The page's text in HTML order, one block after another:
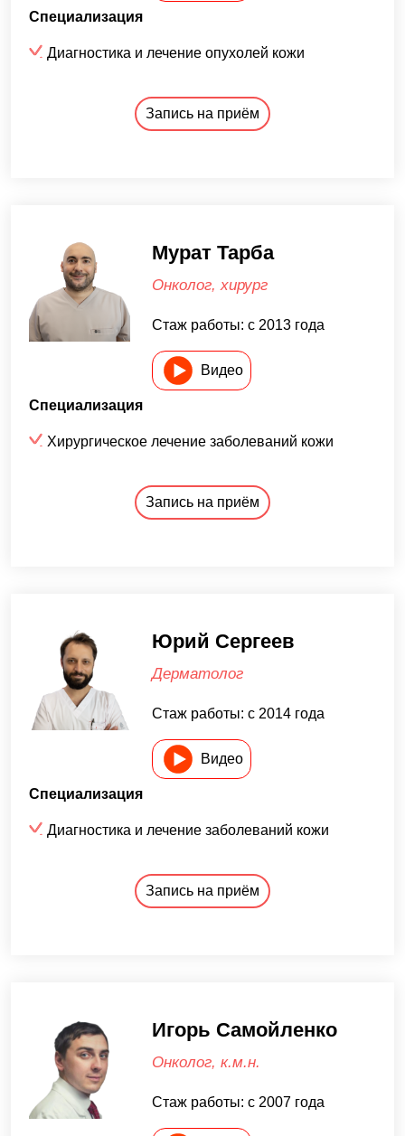
Специализация
Диагностика и лечение опухолей кожи
Запись на приём
Мурат Тарба
Онколог, хирург
Стаж работы: с 2013 года
Видео
Специализация
Хирургическое лечение заболеваний кожи
Запись на приём
Юрий Сергеев
Дерматолог
Стаж работы: с 2014 года
Видео
Специализация
Диагностика и лечение заболеваний кожи
Запись на приём
Игорь Самойленко
Онколог, к.м.н.
Стаж работы: с 2007 года